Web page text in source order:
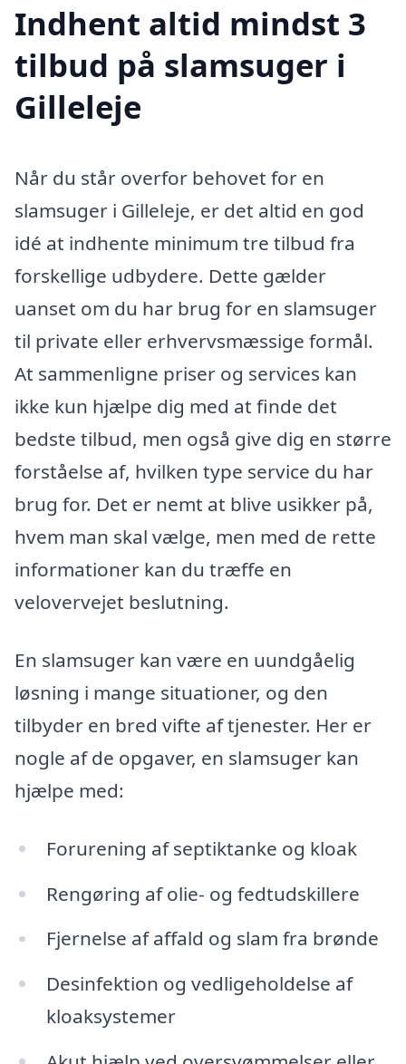
Indhent altid mindst 3
tilbud på slamsuger i
Gilleleje
Når du står overfor behovet for en
slamsuger i Gilleleje, er det altid en god
idé at indhente minimum tre tilbud fra
forskellige udbydere. Dette gælder
uanset om du har brug for en slamsuger
til private eller erhvervsmæssige formål.
At sammenligne priser og services kan
ikke kun hjælpe dig med at finde det
bedste tilbud, men også give dig en større
forståelse af, hvilken type service du har
brug for. Det er nemt at blive usikker på,
hvem man skal vælge, men med de rette
informationer kan du træffe en
velovervejet beslutning.
En slamsuger kan være en uundgåelig
løsning i mange situationer, og den
tilbyder en bred vifte af tjenester. Her er
nogle af de opgaver, en slamsuger kan
hjælpe med:
Forurening af septiktanke og kloak
Rengøring af olie- og fedtudskillere
Fjernelse af affald og slam fra brønde
Desinfektion og vedligeholdelse af
kloaksystemer